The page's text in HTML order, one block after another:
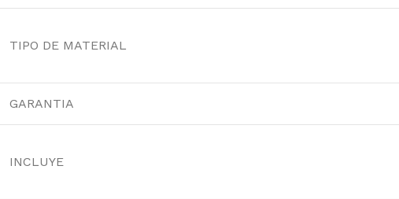
TIPO DE MATERIAL
GARANTIA
INCLUYE